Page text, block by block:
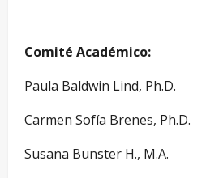
Comité Académico:
Paula Baldwin Lind, Ph.D.
Carmen Sofía Brenes, Ph.D.
Susana Bunster H., M.A.